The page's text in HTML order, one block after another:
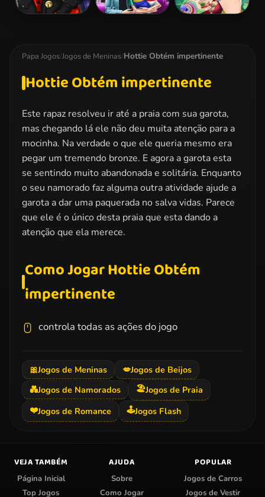
Papa Jogos/Jogos de Meninas/Hottie Obtém impertinente
Hottie Obtém impertinente
Este rapaz resolveu ir até a praia com sua garota,
mas chegando lá ele não deu muita atenção para a
mocinha. Na verdade o que ele queria mesmo era
pegar um tremendo bronze. E agora a garota esta
se sentindo muito abandonada e solitária. Enquanto
o seu namorado faz alguma outra atividade ajude a
garota a dar uma paquerada no salva vidas. Parece
que ele é o único desta praia que esta dando a
atenção que ela merece.
Como Jogar Hottie Obtém
impertinente
controla todas as ações do jogo
🎀Jogos de Meninas 💋Jogos de Beijos
💑Jogos de Namorados 🏖️Jogos de Praia
❤️Jogos de Romance 🕹️Jogos Flash
VEJA TAMBÉM
Página Inicial
Top Jogos
AJUDA
Sobre
Como Jogar
POPULAR
Jogos de Carros
Jogos de Vestir